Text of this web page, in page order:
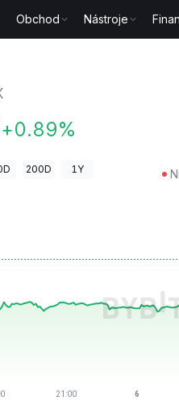
Obchod Nástroje
+0.89%
200D 1Y